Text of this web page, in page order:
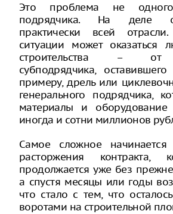
Это проблема не одного
подрядчика. На деле
практически всей
ситуации может оказаться
строительства – от
субподрядчика,
примеру, дрель или
генерального подрядчика,
материалы и
иногда и сотни миллионов
Самое сложное
расторжения контракта,
продолжается уже без
а спустя месяцы или годы
что стало с тем, что
воротами на строительной